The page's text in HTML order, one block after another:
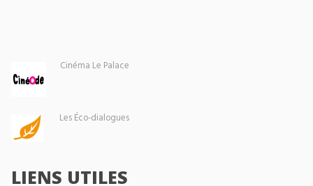
Cinéma Le Palace
Les Éco-dialogues
LIENS UTILES